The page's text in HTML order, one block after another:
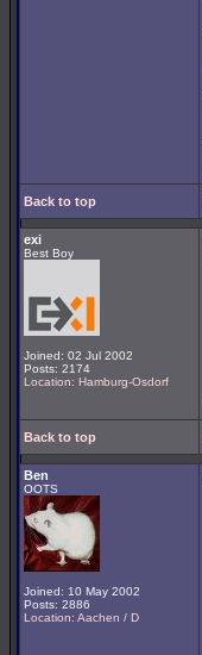
Back to top
exi
Best Boy
Joined: 02 Jul 2002
Posts: 2174
Location: Hamburg-Osdorf
Back to top
Ben
OOTS
Joined: 10 May 2002
Posts: 2886
Location: Aachen / D